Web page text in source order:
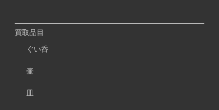
買取品目
ぐい呑
壷
皿